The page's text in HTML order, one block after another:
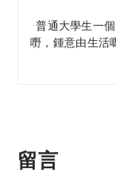
普通大學生一
嘢，鍾意由生活
留言